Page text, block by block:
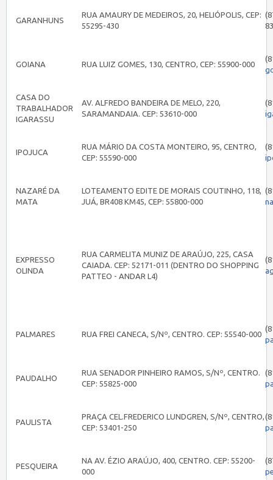
GARANHUNS
RUA AMAURY DE MEDEIROS, 20, HELIÓPOLIS, CEP:
55295-430
GOIANA RUA LUIZ GOMES, 130, CENTRO, CEP: 55900-000
CASA DO
TRABALHADOR
IGARASSU
AV. ALFREDO BANDEIRA DE MELO, 220,
SARAMANDAIA. CEP: 53610-000
IPOJUCA
RUA MÁRIO DA COSTA MONTEIRO, 95, CENTRO,
CEP: 55590-000
NAZARÉ DA
MATA
LOTEAMENTO EDITE DE MORAIS COUTINHO, 118,
JUÁ, BR408 KM45, CEP: 55800-000
EXPRESSO
OLINDA
RUA CARMELITA MUNIZ DE ARAÚJO, 225, CASA
CAIADA. CEP: 52171-011 (DENTRO DO SHOPPING
PATTEO - ANDAR L4)
PALMARES RUA FREI CANECA, S/Nº, CENTRO. CEP: 55540-000
PAUDALHO
RUA SENADOR PINHEIRO RAMOS, S/Nº, CENTRO.
CEP: 55825-000
PAULISTA
PRAÇA CEL.FREDERICO LUNDGREN, S/Nº, CENTRO,
CEP: 53401-250
PESQUEIRA
NA AV. ÉZIO ARAÚJO, 400, CENTRO. CEP: 55200-
000